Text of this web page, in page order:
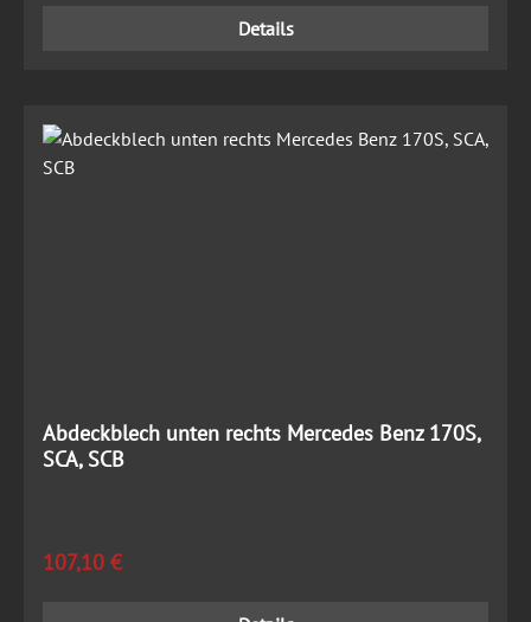
Details
Abdeckblech unten rechts Mercedes Benz 170S,
SCA, SCB
Regulärer Preis:
107,10 €